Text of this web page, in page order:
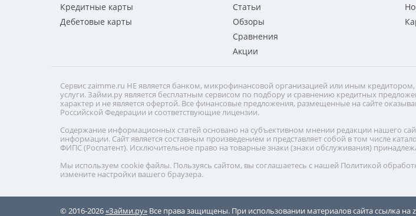
Кредитные карты
Дебетовые карты
Статьи
Обзоры
Сравнения
Акции
Сервис zaimme.ru НЕ является банком, микрофинансовой организацией или иным
услуги. Займи.ру является бесплатным сервисом по подбору и сравнению кредитных
характер и не является офертой. Все финансовые предложения, размещенные на сайте
Российской Федерации и соответствующие лицензии.
Содержание информационных статей основано на субъективном мнении редакции нашего
информации. Сайт является составным произведением и представляет собой в том числе
ФИПС (Роспатент). Исключительное право на товарные знаки (знаки обслуживания)
Мы используем cookie файлы. Пользуясь сайтом, вы соглашаетесь с нашей Политикой
измените настройки вашего браузера.
© 2016-2026«Займи.ру» Все права защищены. При использовании материалов сайта ссылка на